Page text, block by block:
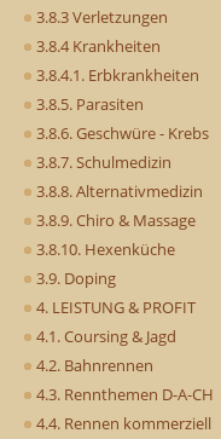
3.8.3 Verletzungen
3.8.4 Krankheiten
3.8.4.1. Erbkrankheiten
3.8.5. Parasiten
3.8.6. Geschwüre - Krebs
3.8.7. Schulmedizin
3.8.8. Alternativmedizin
3.8.9. Chiro & Massage
3.8.10. Hexenküche
3.9. Doping
4. LEISTUNG & PROFIT
4.1. Coursing & Jagd
4.2. Bahnrennen
4.3. Rennthemen D-A-CH
4.4. Rennen kommerziell